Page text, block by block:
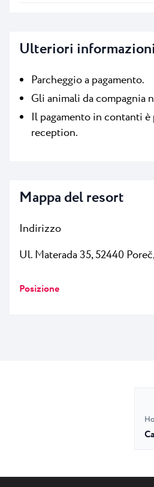
Ulteriori informazioni
Parcheggio a pagamento.
Gli animali da compagnia
Il pagamento in contanti
reception.
Mappa del resort
Indirizzo
Ul. Materada 35, 52440
Posizione